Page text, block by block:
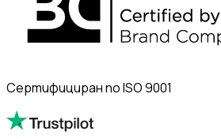
Сертифициран по ISO 9001